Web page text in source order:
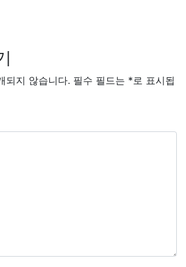
되지 않습니다. 필수 필드는 *로 표시됩